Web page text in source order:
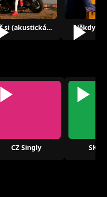
Věř si (akustická verze) Někdy je
CZ Singly SK